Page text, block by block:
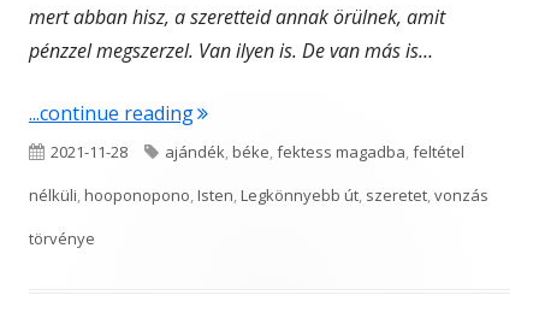
mert abban hisz, a szeretteid annak örülnek, amit
pénzzel megszerzel. Van ilyen is. De van más is…
...continue reading"Nagyon más…"
Published
on
2021-11-28 Tags
ajándék,béke,fektess magadba,feltétel
nélküli,hooponopono,Isten,Legkönnyebb út, szeretet,vonzás
törvénye